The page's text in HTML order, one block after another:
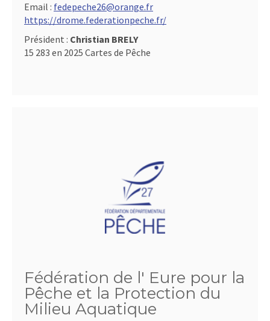
Email : fedepeche26@orange.fr
https://drome.federationpeche.fr/
Président : Christian BRELY
15 283 en 2025 Cartes de Pêche
Fédération de l' Eure pour la
Pêche et la Protection du
Milieu Aquatique